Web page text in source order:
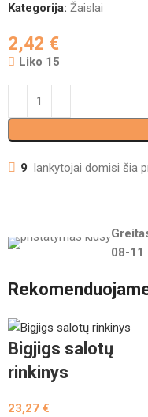
Kategorija: Žaislai
2,42 €
Liko 15
9 lankytojai domisi šia
08-11
Bigjigs salotų
rinkinys
23,27€